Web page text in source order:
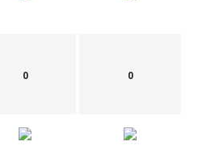
0 0